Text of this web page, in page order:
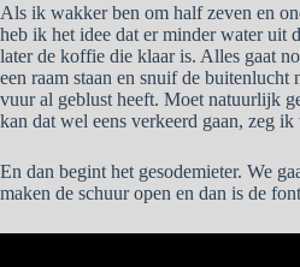
Als ik wakker ben om half zeven en
heb ik het idee dat er minder water
later de koffie die klaar is. Alles gaat
een raam staan en snuif de
vuur al geblust heeft. Moet natuurlijk
kan dat wel eens verkeerd gaan, zeg
En dan begint het gesodemieter. We
maken de schuur open en dan is de